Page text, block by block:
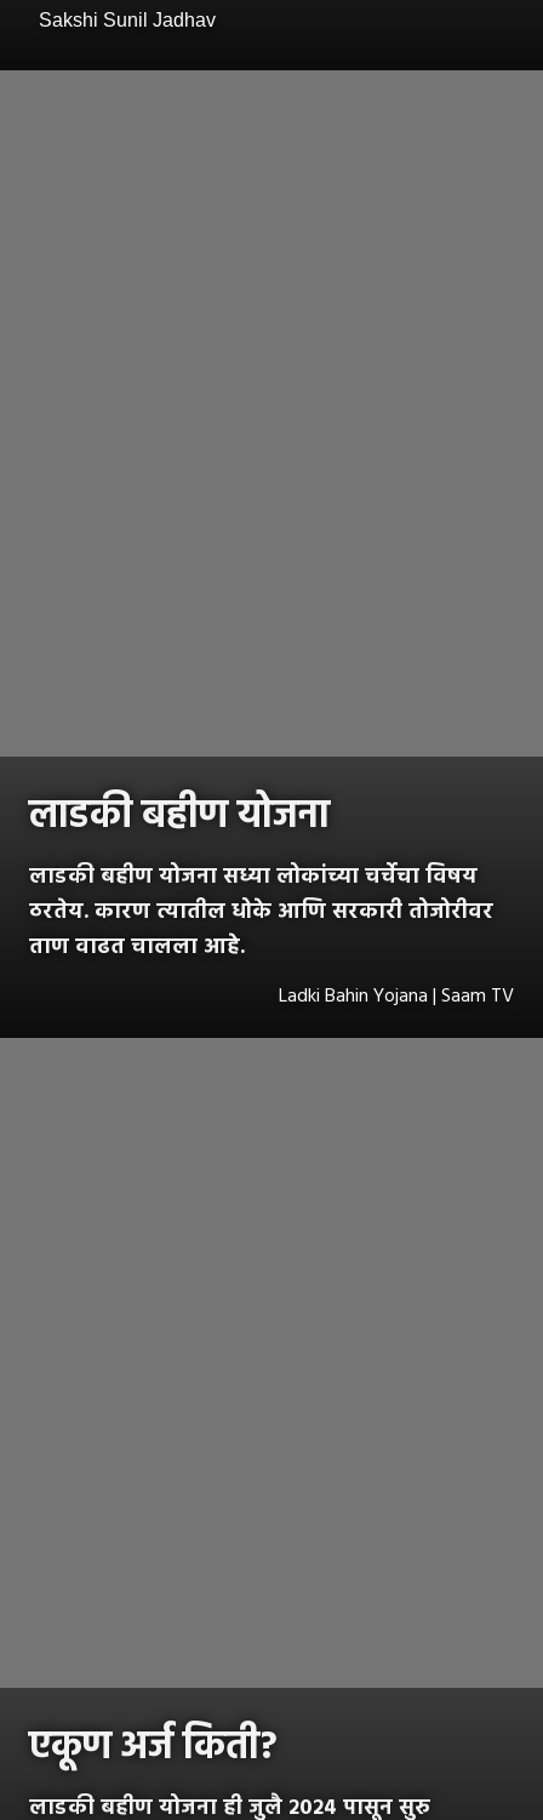
Sakshi Sunil Jadhav
लाडकी बहीण योजना
लाडकी बहीण योजना सध्या लोकांच्या चर्चेचा विषय
ठरतेय. कारण त्यातील धोके आणि सरकारी तोजोरीवर
ताण वाढत चालला आहे.
Ladki Bahin Yojana | Saam TV
एकूण अर्ज किती?
लाडकी बहीण योजना ही जुलै २०२४ पासून सुरु